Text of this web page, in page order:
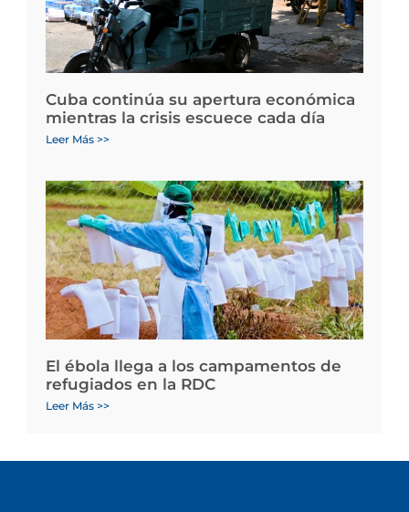
Cuba continúa su apertura económica
mientras la crisis escuece cada día
Leer Más >>
El ébola llega a los campamentos de
refugiados en la RDC
Leer Más >>